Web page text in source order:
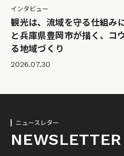
インタビュー
観光は、流域を守る仕組み
と兵庫県豊岡市が描く、コ
る地域づくり
2026.07.30
ニュースレター
NEWSLETTER